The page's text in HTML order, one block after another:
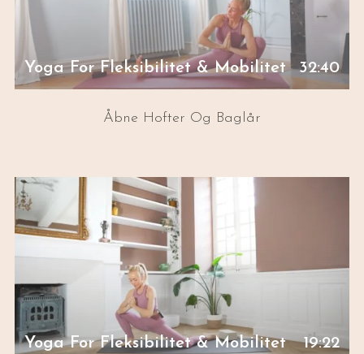
Yoga For Fleksibilitet & Mobilitet 32:40
Åbne Hofter Og Baglår
Yoga For Fleksibilitet & Mobilitet 19:22